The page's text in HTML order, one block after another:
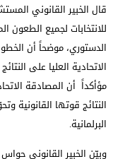
قال الخبير القانوني
للانتخابات لجميع الطعون
الدستوري، موضحاً أن
الاتحادية العليا على
مؤأكداً أن المصادقة
النتائج قوتها القانونية
البرلمانية.